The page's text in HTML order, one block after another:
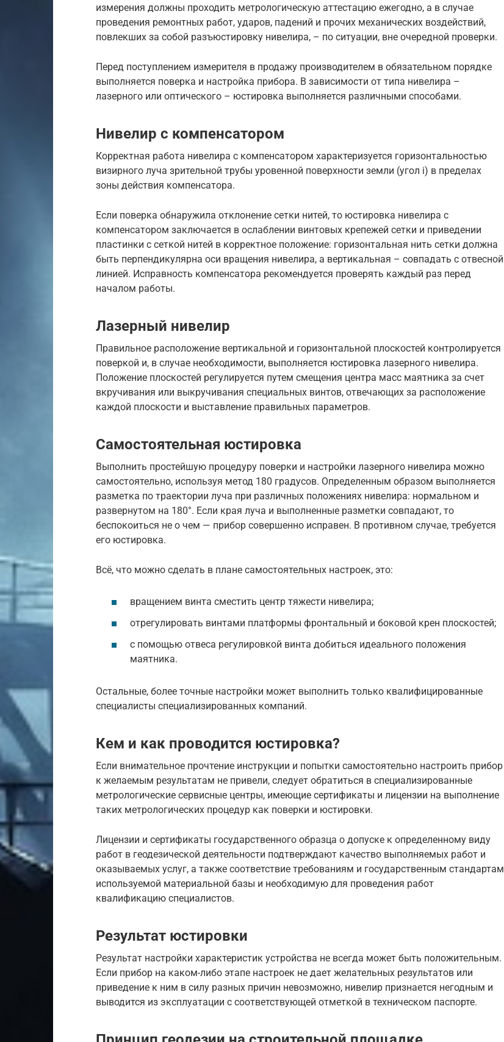
измерения должны проходить метрологическую аттестацию ежегодно, а в случае
проведения ремонтных работ, ударов, падений и прочих механических воздействий,
повлекших за собой разъюстировку нивелира, – по ситуации, вне очередной проверки.
Перед поступлением измерителя в продажу производителем в обязательном порядке
выполняется поверка и настройка прибора. В зависимости от типа нивелира –
лазерного или оптического – юстировка выполняется различными способами.
Нивелир с компенсатором
Корректная работа нивелира с компенсатором характеризуется горизонтальностью
визирного луча зрительной трубы уровенной поверхности земли (угол i) в пределах
зоны действия компенсатора.
Если поверка обнаружила отклонение сетки нитей, то юстировка нивелира с
компенсатором заключается в ослаблении винтовых крепежей сетки и приведении
пластинки с сеткой нитей в корректное положение: горизонтальная нить сетки должна
быть перпендикулярна оси вращения нивелира, а вертикальная – совпадать с отвесной
линией. Исправность компенсатора рекомендуется проверять каждый раз перед
началом работы.
Лазерный нивелир
Правильное расположение вертикальной и горизонтальной плоскостей контролируется
поверкой и, в случае необходимости, выполняется юстировка лазерного нивелира.
Положение плоскостей регулируется путем смещения центра масс маятника за счет
вкручивания или выкручивания специальных винтов, отвечающих за расположение
каждой плоскости и выставление правильных параметров.
Самостоятельная юстировка
Выполнить простейшую процедуру поверки и настройки лазерного нивелира можно
самостоятельно, используя метод 180 градусов. Определенным образом выполняется
разметка по траектории луча при различных положениях нивелира: нормальном и
развернутом на 180°. Если края луча и выполненные разметки совпадают, то
беспокоиться не о чем — прибор совершенно исправен. В противном случае, требуется
его юстировка.
Всё, что можно сделать в плане самостоятельных настроек, это:
вращением винта сместить центр тяжести нивелира;
отрегулировать винтами платформы фронтальный и боковой крен плоскостей;
с помощью отвеса регулировкой винта добиться идеального положения
маятника.
Остальные, более точные настройки может выполнить только квалифицированные
специалисты специализированных компаний.
Кем и как проводится юстировка?
Если внимательное прочтение инструкции и попытки самостоятельно настроить прибор
к желаемым результатам не привели, следует обратиться в специализированные
метрологические сервисные центры, имеющие сертификаты и лицензии на выполнение
таких метрологических процедур как поверки и юстировки.
Лицензии и сертификаты государственного образца о допуске к определенному виду
работ в геодезической деятельности подтверждают качество выполняемых работ и
оказываемых услуг, а также соответствие требованиям и государственным стандартам
используемой материальной базы и необходимую для проведения работ
квалификацию специалистов.
Результат юстировки
Результат настройки характеристик устройства не всегда может быть положительным.
Если прибор на каком-либо этапе настроек не дает желательных результатов или
приведение к ним в силу разных причин невозможно, нивелир признается негодным и
выводится из эксплуатации с соответствующей отметкой в техническом паспорте.